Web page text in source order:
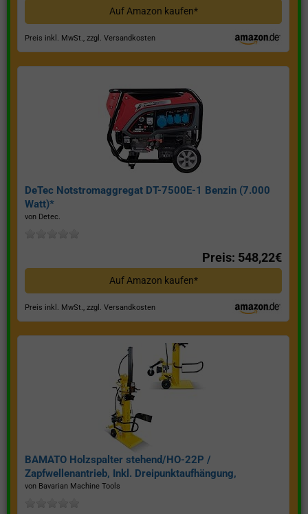
Auf Amazon kaufen*
Preis inkl. MwSt., zzgl. Versandkosten
DeTec Notstromaggregat DT-7500E-1 Benzin (7.000
Watt)*
von Detec.
Preis: 548,22€
Auf Amazon kaufen*
Preis inkl. MwSt., zzgl. Versandkosten
BAMATO Holzspalter stehend/HO-22P /
Zapfwellenantrieb, Inkl. Dreipunktaufhängung,
Spaltkraft 22 Tonnen*
von Bavarian Machine Tools